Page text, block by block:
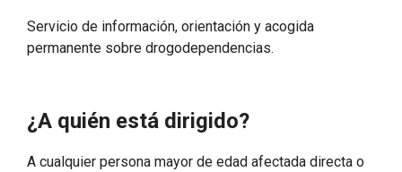
Servicio de información, orientación y acogida
permanente sobre drogodependencias.
¿A quién está dirigido?
A cualquier persona mayor de edad afectada directa o